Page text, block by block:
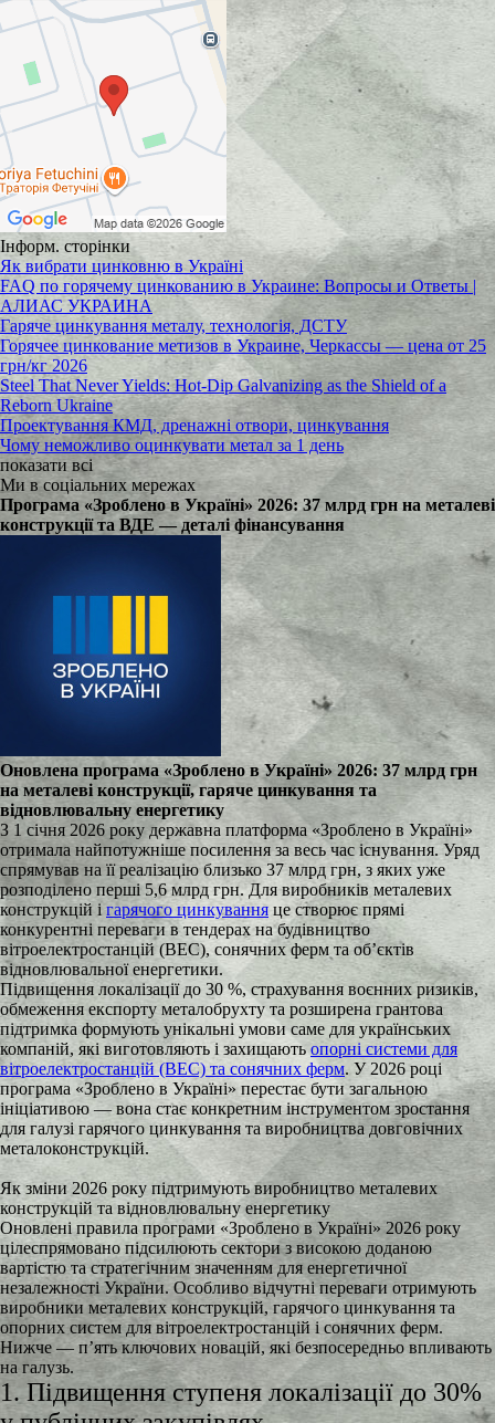
Інформ. сторінки
Як вибрати цинковню в Україні
FAQ по горячему цинкованию в Украине: Вопросы и Ответы |
АЛИАС УКРАИНА
Гаряче цинкування металу, технологія, ДСТУ
Горячее цинкование метизов в Украине, Черкассы — цена от 25
грн/кг 2026
Steel That Never Yields: Hot-Dip Galvanizing as the Shield of a
Reborn Ukraine
Проектування КМД, дренажні отвори, цинкування
Чому неможливо оцинкувати метал за 1 день
показати всі
Ми в соціальних мережах
Програма «Зроблено в Україні» 2026: 37 млрд грн на металеві
конструкції та ВДЕ — деталі фінансування
Оновлена програма «Зроблено в Україні» 2026: 37 млрд грн
на металеві конструкції, гаряче цинкування та
відновлювальну енергетику
З 1 січня 2026 року державна платформа «Зроблено в Україні»
отримала найпотужніше посилення за весь час існування. Уряд
спрямував на її реалізацію близько 37 млрд грн, з яких уже
розподілено перші 5,6 млрд грн. Для виробників металевих
конструкцій ігарячого цинкування це створює прямі
конкурентні переваги в тендерах на будівництво
вітроелектростанцій (ВЕС), сонячних ферм та об’єктів
відновлювальної енергетики.
Підвищення локалізації до 30 %, страхування воєнних ризиків,
обмеження експорту металобрухту та розширена грантова
підтримка формують унікальні умови саме для українських
компаній, які виготовляють і захищаютьопорні системи для
вітроелектростанцій (ВЕС) та сонячних ферм. У 2026 році
програма «Зроблено в Україні» перестає бути загальною
ініціативою — вона стає конкретним інструментом зростання
для галузі гарячого цинкування та виробництва довговічних
металоконструкцій.
Як зміни 2026 року підтримують виробництво металевих
конструкцій та відновлювальну енергетику
Оновлені правила програми «Зроблено в Україні» 2026 року
цілеспрямовано підсилюють сектори з високою доданою
вартістю та стратегічним значенням для енергетичної
незалежності України. Особливо відчутні переваги отримують
виробники металевих конструкцій, гарячого цинкування та
опорних систем для вітроелектростанцій і сонячних ферм.
Нижче — п’ять ключових новацій, які безпосередньо впливають
на галузь.
1. Підвищення ступеня локалізації до 30%